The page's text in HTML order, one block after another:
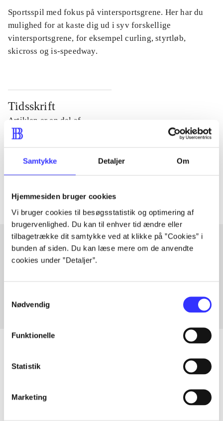
Samtykke Detaljer Om
Hjemmesiden bruger cookies
Vi bruger cookies til besøgsstatistik og optimering af
brugervenlighed. Du kan til enhver tid ændre eller
tilbagetrække dit samtykke ved at klikke på ”Cookies” i
bunden af siden. Du kan læse mere om de anvendte
cookies under ”Detaljer”.
Nødvendig
Funktionelle
Statistik
Marketing
Sportsspil med fokus på vintersportsgrene. Her har du
mulighed for at kaste dig ud i syv forskellige
vintersportsgrene, for eksempel curling, styrtløb,
skicross og is-speedway.
Tidsskrift
Artiklen er en del af
Tidsskrift
Artiklerne i handler ofte om
Artikler med samme emner